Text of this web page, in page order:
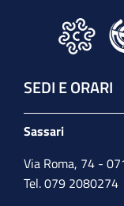
SEDI E ORARI
Sassari
Via Roma, 74 -
Tel. 079 2080274